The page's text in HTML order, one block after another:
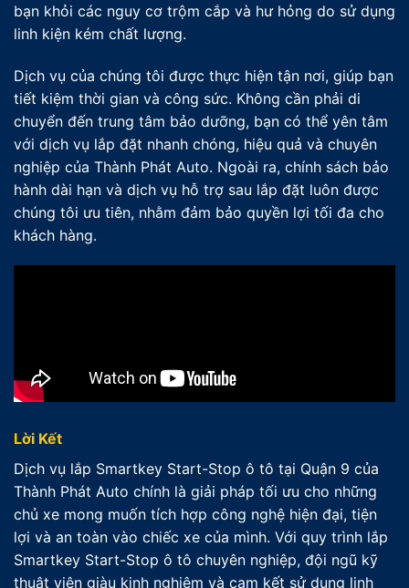
bạn khỏi các nguy cơ trộm cắp và hư hỏng do sử dụng
linh kiện kém chất lượng.
Dịch vụ của chúng tôi được thực hiện tận nơi, giúp bạn
tiết kiệm thời gian và công sức. Không cần phải di
chuyển đến trung tâm bảo dưỡng, bạn có thể yên tâm
với dịch vụ lắp đặt nhanh chóng, hiệu quả và chuyên
nghiệp của Thành Phát Auto. Ngoài ra, chính sách bảo
hành dài hạn và dịch vụ hỗ trợ sau lắp đặt luôn được
chúng tôi ưu tiên, nhằm đảm bảo quyền lợi tối đa cho
khách hàng.
Lời Kết
Dịch vụ lắp Smartkey Start-Stop ô tô tại Quận 9 của
Thành Phát Auto chính là giải pháp tối ưu cho những
chủ xe mong muốn tích hợp công nghệ hiện đại, tiện
lợi và an toàn vào chiếc xe của mình. Với quy trình lắp
Smartkey Start-Stop ô tô chuyên nghiệp, đội ngũ kỹ
thuật viên giàu kinh nghiệm và cam kết sử dụng linh